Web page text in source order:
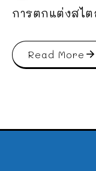
การตกแต่งสไ
Read More